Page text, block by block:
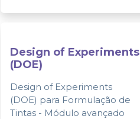
Design of Experiments
(DOE)
Design of Experiments
(DOE) para Formulação de
Tintas - Módulo avançado